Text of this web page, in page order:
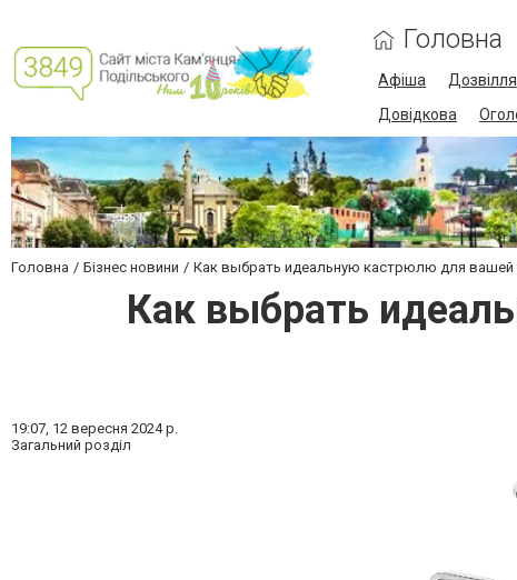
Головна
Афіша Дозвілля
Довідкова
Головна Бізнес новини Как выбрать идеальную кастрюлю для вашей
Как выбрать
19:07, 12 вересня 2024 р.
Загальний розділ